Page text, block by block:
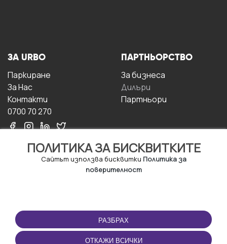
ПОЛИТИКА ЗА БИСКВИТКИТЕ
Сайтът използва бисквитки Политика за
поверителност
РАЗБРАХ
ОТКАЖИ ВСИЧКИ
ЗА URBO
Паркиране
За Hас
Контакти
0700 70 270
ПАРТНЬОРСТВО
За бизнесa
Дилъри
Партньори
ПОЛЗВАНЕ
Правила и условия за
ползване
ПРИЛОЖЕНИЕТО